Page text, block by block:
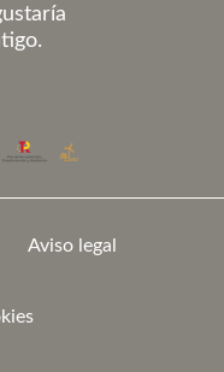
Aviso legal